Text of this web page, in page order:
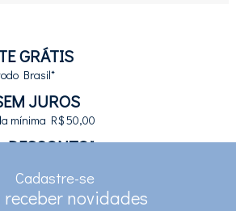
GRÁTIS
Brasil*
JUROS
mínima R$ 50,00
DESCONTO*
Cadastre-se
novidades